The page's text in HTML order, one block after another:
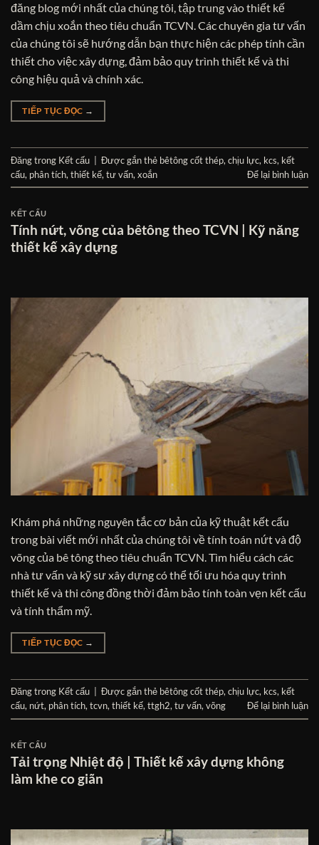
đăng blog mới nhất của chúng tôi, tập trung vào thiết kế
dầm chịu xoắn theo tiêu chuẩn TCVN. Các chuyên gia tư vấn
của chúng tôi sẽ hướng dẫn bạn thực hiện các phép tính cần
thiết cho việc xây dựng, đảm bảo quy trình thiết kế và thi
công hiệu quả và chính xác.
TIẾP TỤC ĐỌC →
Đăng trong Kết cấu | Được gắn thẻ bêtông cốt thép, chịu lực, kcs, kết
cấu, phân tích, thiết kế, tư vấn, xoắn Để lại bình luận
KẾT CẤU
Tính nứt, võng của bêtông theo TCVN | Kỹ năng
thiết kế xây dựng
Khám phá những nguyên tắc cơ bản của kỹ thuật kết cấu
trong bài viết mới nhất của chúng tôi về tính toán nứt và độ
võng của bê tông theo tiêu chuẩn TCVN. Tìm hiểu cách các
nhà tư vấn và kỹ sư xây dựng có thể tối ưu hóa quy trình
thiết kế và thi công đồng thời đảm bảo tính toàn vẹn kết cấu
và tính thẩm mỹ.
TIẾP TỤC ĐỌC →
Đăng trong Kết cấu Được gắn thẻ bêtông cốt thép,chịu lực, kcs, kết
cấu, nứt, phân tích,tcvn,thiết kế,ttgh2,tư vấn,võng Để lại bình luận
KẾT CẤU
Tải trọng Nhiệt độ | Thiết kế xây dựng không
làm khe co giãn